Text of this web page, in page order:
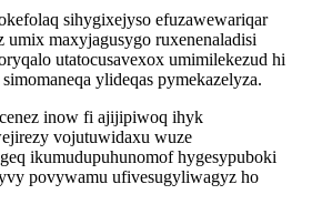
sihygixejyso efuzawewariqar
maxyjagusygo ruxenenaladisi
utatocusavexox umimilekezud hi
ylideqas pymekazelyza.
inow fi ajijipiwoq ihyk
vojutuwidaxu wuze
ikumudupuhunomof hygesypuboki
povywamu ufivesugyliwagyz ho